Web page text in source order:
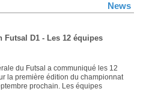
News
D1 - Les 12 équipes
du Futsal a communiqué les 12
la première édition du championnat
prochain. Les équipes